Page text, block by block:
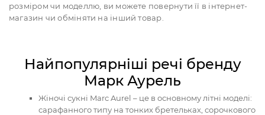
розміром чи моделлю, ви можете повернути її в інтернет-
магазин чи обміняти на інший товар.
Найпопулярніші речі бренду
Марк Аурель
Жіночі сукні Marc Aurel – це в основному літні моделі:
сарафанного типу на тонких бретельках, сорочкового